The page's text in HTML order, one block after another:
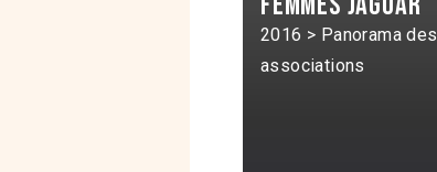
2016 > Panorama des
associations